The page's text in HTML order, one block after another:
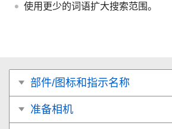
使用更少的词语扩大搜索范围。
部件/图标和指示名称
准备相机